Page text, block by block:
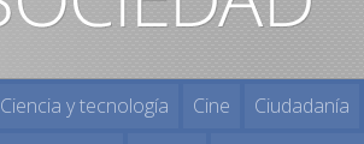
Ciencia y tecnología Cine Ciudadanía